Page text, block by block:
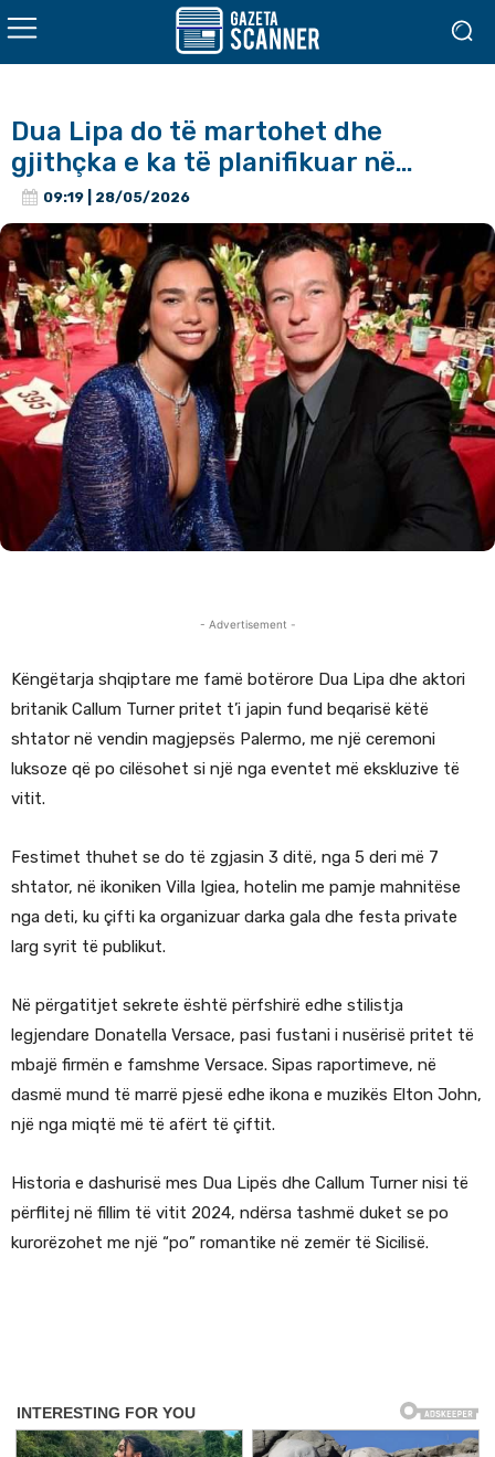
Dua Lipa do të martohet dhe
gjithçka e ka të planifikuar në…
09:19 | 28/05/2026
- Advertisement -
Këngëtarja shqiptare me famë botërore Dua Lipa dhe aktori
britanik Callum Turner pritet t’i japin fund beqarisë këtë
shtator në vendin magjepsës Palermo, me një ceremoni
luksoze që po cilësohet si një nga eventet më ekskluzive të
vitit.
Festimet thuhet se do të zgjasin 3 ditë, nga 5 deri më 7
shtator, në ikoniken Villa Igiea, hotelin me pamje mahnitëse
nga deti, ku çifti ka organizuar darka gala dhe festa private
larg syrit të publikut.
Në përgatitjet sekrete është përfshirë edhe stilistja
legjendare Donatella Versace, pasi fustani i nusërisë pritet të
mbajë firmën e famshme Versace. Sipas raportimeve, në
dasmë mund të marrë pjesë edhe ikona e muzikës Elton John,
një nga miqtë më të afërt të çiftit.
Historia e dashurisë mes Dua Lipës dhe Callum Turner nisi të
përflitej në fillim të vitit 2024, ndërsa tashmë duket se po
kurorëzohet me një “po” romantike në zemër të Sicilisë.